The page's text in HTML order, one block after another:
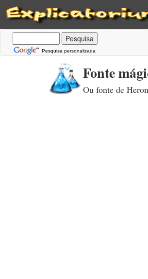
Pesquisa personalizada
Fonte
Ou fonte de Heron